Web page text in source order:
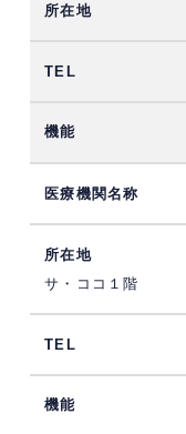
サ・ココ１階